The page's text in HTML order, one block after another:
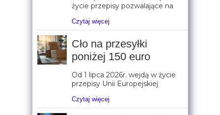
życie przepisy pozwalające na
Czytaj więcej
Cło na przesyłki
poniżej 150 euro
Od 1 lipca 2026r. wejdą w życie
przepisy Unii Europejskiej
Czytaj więcej